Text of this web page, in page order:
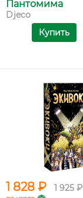
Пантомима
Djeco
Купить
1 828 ₽ 1 925 ₽